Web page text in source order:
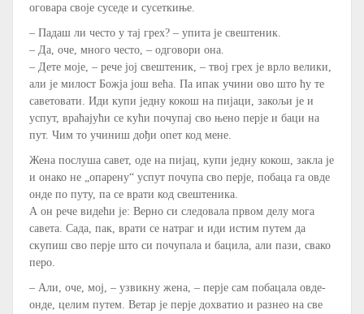
оговара своје суседе и сусеткиње.
– Падаш ли често у тај грех? – упита је свештеник.
– Да, оче, много често, – одговори она.
– Дете моје, – рече јој свештеник, – твој грех је врло велики,
али је милост Божја још већа. Па ипак учини ово што ћу те
саветовати. Иди купи једну кокош на пијаци, закољи је и
успут, враћајући се кући почупај сво њено перје и баци на
пут. Чим то учиниш дођи опет код мене.
Жена послуша савет, оде на пијац, купи једну кокош, закла је
и онако не „опарену“ успут почупа сво перје, побаца га овде
онде по путу, па се врати код свештеника.
А он рече видећи је: Верно си следовала првом делу мога
савета. Сада, пак, врати се натраг и иди истим путем да
скупиш сво перје што си почупала и бацила, али пази, свако
перо.
– Али, оче, мој, – узвикну жена, – перје сам побацала овде-
онде, целим путем. Ветар је перје дохватио и разнео на све